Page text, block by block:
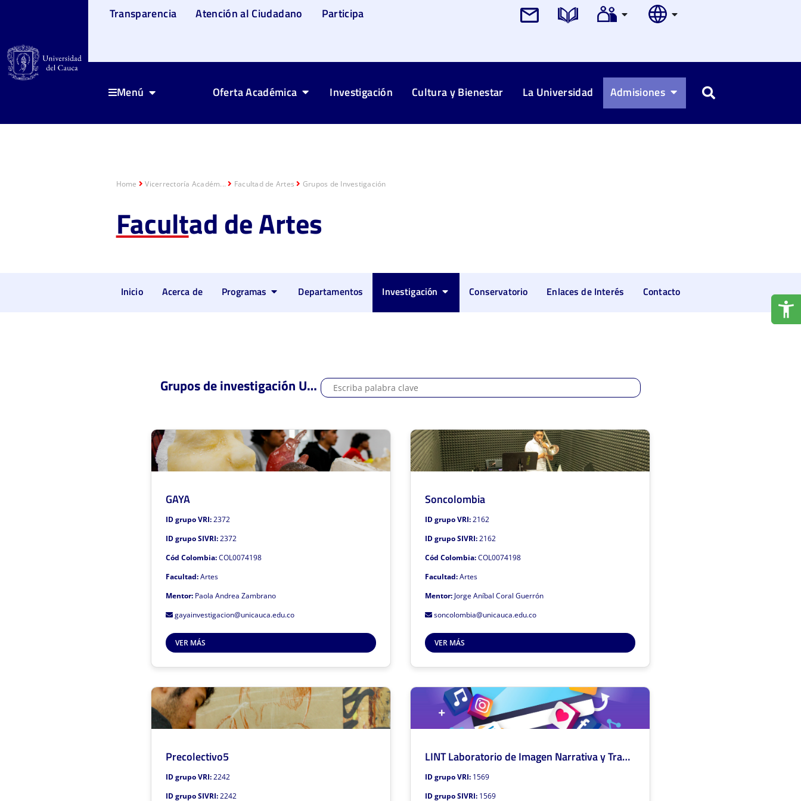
Transparencia Atención al Ciudadano Participa
Menú Oferta Académica Investigación Cultura y Bienestar La Universidad Admisiones Buscar
Home Vicerrectoría Académ... Facultad de Artes Grupos de Investigación
Facultad de Artes
Inicio Acerca de Programas Departamentos Investigación Conservatorio Enlaces de Interés Contacto
Grupos de investigación Unicauca:
GAYA
ID grupo VRI:2372
ID grupo SIVRI:2372
Cód Colombia:COL0074198
Facultad:Artes
Mentor:Paola Andrea Zambrano
gayainvestigacion@unicauca.edu.co
VER MÁS
Este grupo de investigación está adscrito a la Facultad de Artes
Sivri
Haz clic para volver
Soncolombia
ID grupo VRI:2162
ID grupo SIVRI:2162
Cód Colombia:COL0074198
Facultad:Artes
Mentor:Jorge Aníbal Coral Guerrón
soncolombia@unicauca.edu.co
VER MÁS
Pedagogía, teoría y tecnología musical
Este grupo de investigación está adscrito a la Facultad de Artes
Gruplac
Sivri
Haz clic para volver
Precolectivo5
ID grupo VRI:2242
ID grupo SIVRI:2242
LINT Laboratorio de Imagen Narrativa y Transmedia
ID grupo VRI:1569
ID grupo SIVRI:1569
LINT Laboratorio de Imagen Narrativa y Transmedia